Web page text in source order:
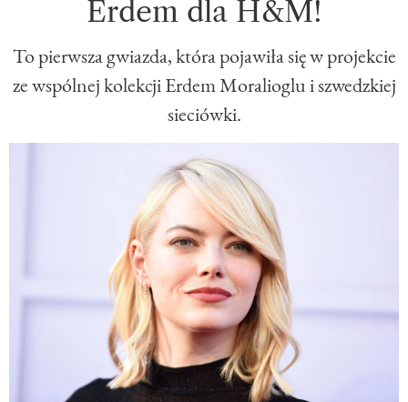
Erdem dla H&M!
To pierwsza gwiazda, która pojawiła się w projekcie
ze wspólnej kolekcji Erdem Moralioglu i szwedzkiej
sieciówki.